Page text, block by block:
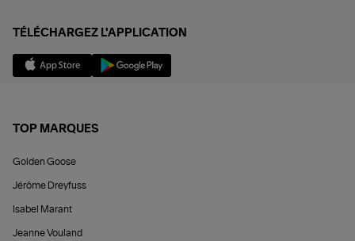
TÉLÉCHARGEZ L'APPLICATION
TOP MARQUES
Golden Goose
Jérôme Dreyfuss
Isabel Marant
Jeanne Vouland